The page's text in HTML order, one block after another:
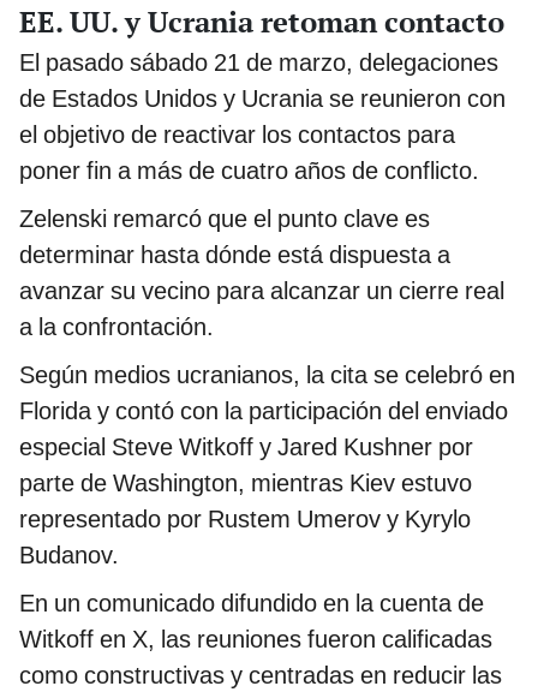
EE. UU. y Ucrania retoman contacto
El pasado sábado 21 de marzo, delegaciones
de Estados Unidos y Ucrania se reunieron con
el objetivo de reactivar los contactos para
poner fin a más de cuatro años de conflicto.
Zelenski remarcó que el punto clave es
determinar hasta dónde está dispuesta a
avanzar su vecino para alcanzar un cierre real
a la confrontación.
Según medios ucranianos, la cita se celebró en
Florida y contó con la participación del enviado
especial Steve Witkoff y Jared Kushner por
parte de Washington, mientras Kiev estuvo
representado por Rustem Umerov y Kyrylo
Budanov.
En un comunicado difundido en la cuenta de
Witkoff en X, las reuniones fueron calificadas
como constructivas y centradas en reducir las